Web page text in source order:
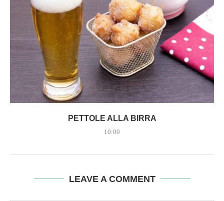
PETTOLE ALLA BIRRA
10:00
LEAVE A COMMENT